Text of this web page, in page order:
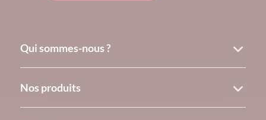
Qui sommes-nous ?
Nos produits